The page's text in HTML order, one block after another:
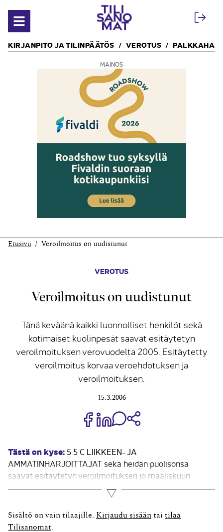
Avaa valikko
KIRJANPITO JA TILINPÄÄTÖS VEROTUS
MAINOS
Etusivu Veroilmoitus on uudistunut
VEROTUS
Veroilmoitus on uudistunut
Tänä keväänä kaikki luonnolliset henkilöt sekä
kotimaiset kuolinpesät saavat esitäytetyn
veroilmoituksen verovuodelta 2005. Esitäytetty
veroilmoitus korvaa veroehdotuksen ja
veroilmoituksen.
15.3.2006
Jaa Share on Facebook
Jaa Share on LinkedIn
Jaa WhatsApp-viestinä
Tästä on kyse: 5 5 C LIIKKEEN- JA
AMMATINHARJOITTAJAT sekä heidän puolisonsa
saavat esitäytetyn veroilmoituksen jo maaliskuun
alussa. Muille verovelvollisille esitäytetty veroilmoitus
lähetetään huhtikuun aikana. Elinkeinotoiminnan
lomakkeet 5 ja 5 A liikkeen- ja ammatinharjoittajat ovat
saaneet helmikuun alkupuolella. Maa- ja metsätalouden
Lue lisää
Sisältö on vain tilaajille. Kirjaudu sisään tai tilaa
Tilisanomat